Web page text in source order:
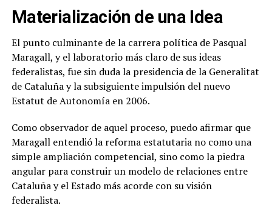
Materialización de una Idea
El punto culminante de la carrera política de Pasqual
Maragall, y el laboratorio más claro de sus ideas
federalistas, fue sin duda la presidencia de la Generalitat
de Cataluña y la subsiguiente impulsión del nuevo
Estatut de Autonomía en 2006.
Como observador de aquel proceso, puedo afirmar que
Maragall entendió la reforma estatutaria no como una
simple ampliación competencial, sino como la piedra
angular para construir un modelo de relaciones entre
Cataluña y el Estado más acorde con su visión
federalista.